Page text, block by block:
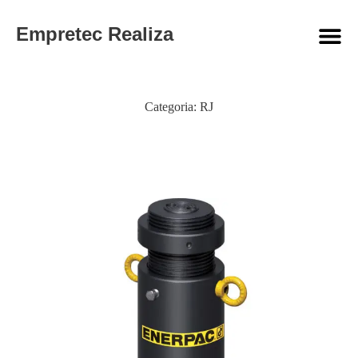
Empretec Realiza
Categoria: RJ